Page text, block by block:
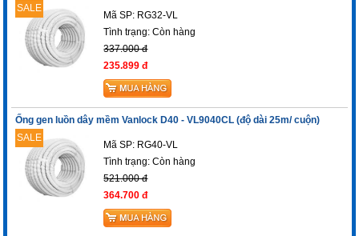
SALE
Mã SP: RG32-VL
Tình trạng:Còn hàng
337.000 đ
235.899 đ
Ống gen luồn dây mềm Vanlock D40 - VL9040CL (độ dài 25m/ cuộn)
SALE
Mã SP: RG40-VL
Tình trạng:Còn hàng
521.000 đ
364.700 đ